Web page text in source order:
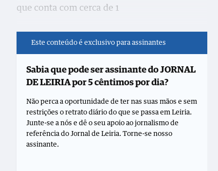
que conta com cerca de 1
Este conteúdo é exclusivo para assinantes
Sabia que pode ser assinante do JORNAL
DE LEIRIA por 5 cêntimos por dia?
Não perca a oportunidade de ter nas suas mãos e sem
restrições o retrato diário do que se passa em Leiria.
Junte-se a nós e dê o seu apoio ao jornalismo de
referência do Jornal de Leiria. Torne-se nosso
assinante.